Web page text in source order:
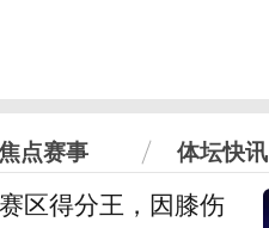
点赛事 体坛快讯
区得分王，因膝伤